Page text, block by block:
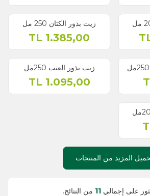
زيت بذور الكتان 250 مل
1.385,00
زيت بذور العنب 250مل
1.095,00
TL
المزيد من المنتجات
على إجمالي11 من النتائج.